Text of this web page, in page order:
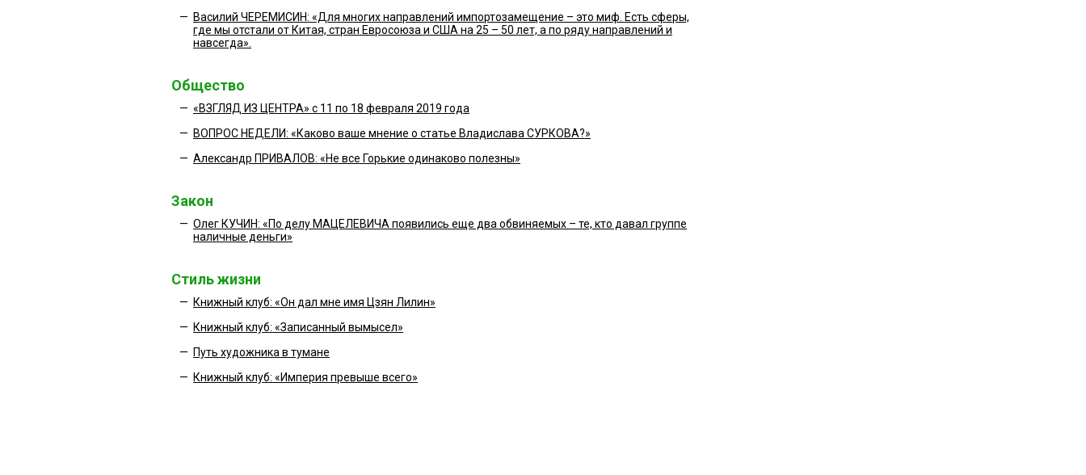
— Василий ЧЕРЕМИСИН: «Для многих направлений импортозамещение – это миф. Есть сферы,
где мы отстали от Китая, стран Евросоюза и США на 25 – 50 лет, а по ряду направлений и
навсегда».
Общество
— «ВЗГЛЯД ИЗ ЦЕНТРА» с 11 по 18 февраля 2019 года
— ВОПРОС НЕДЕЛИ: «Каково ваше мнение о статье Владислава СУРКОВА?»
— Александр ПРИВАЛОВ: «Не все Горькие одинаково полезны»
Закон
— Олег КУЧИН: «По делу МАЦЕЛЕВИЧА появились еще два обвиняемых – те, кто давал группе
наличные деньги»
Стиль жизни
— Книжный клуб: «Он дал мне имя Цзян Лилин»
— Книжный клуб: «Записанный вымысел»
— Путь художника в тумане
— Книжный клуб: «Империя превыше всего»